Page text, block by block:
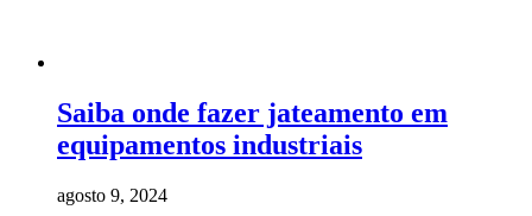
Saiba onde fazer jateamento em
equipamentos industriais
agosto 9, 2024